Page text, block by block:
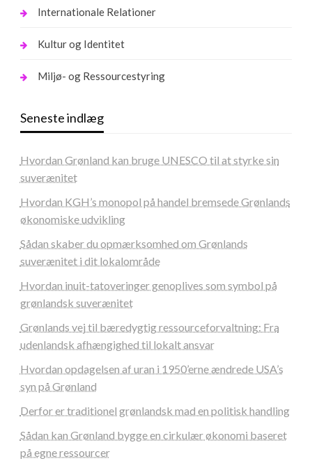
Internationale Relationer
Kultur og Identitet
Miljø- og Ressourcestyring
Seneste indlæg
Hvordan Grønland kan bruge UNESCO til at styrke sin
suverænitet
Hvordan KGH’s monopol på handel bremsede Grønlands
økonomiske udvikling
Sådan skaber du opmærksomhed om Grønlands
suverænitet i dit lokalområde
Hvordan inuit-tatoveringer genoplives som symbol på
grønlandsk suverænitet
Grønlands vej til bæredygtig ressourceforvaltning: Fra
udenlandsk afhængighed til lokalt ansvar
Hvordan opdagelsen af uran i 1950’erne ændrede USA’s
syn på Grønland
Derfor er traditionel grønlandsk mad en politisk handling
Sådan kan Grønland bygge en cirkulær økonomi baseret
på egne ressourcer